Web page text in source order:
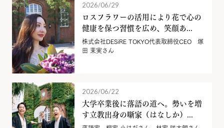
2026/06/29
ロスフラワーの活用により花で心の
健康を保つ習慣を広め、笑顔あ...
株式会社DESiRE TOKYO代表取締役CEO 塚
田 茉実さん
2026/06/22
大学卒業後に落語の道へ。勢いを増
す立教出身の噺家（はなしか）...